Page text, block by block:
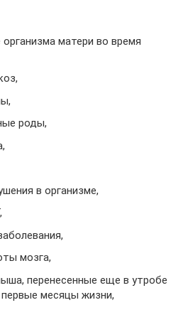
матери во время
роды,
в организме,
мозга,
перенесенные еще в утробе
месяцы жизни,